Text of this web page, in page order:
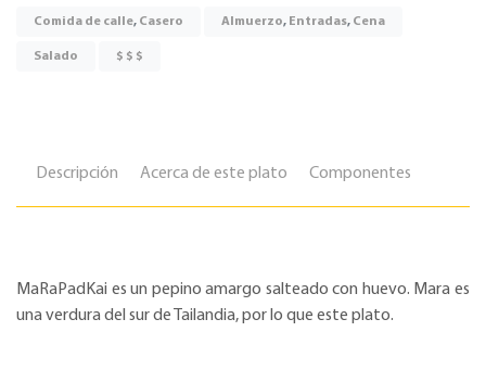
Comida de calle, Casero Almuerzo, Entradas, Cena
Salado $ $ $
Descripción Acerca de este plato Componentes
MaRaPadKai es un pepino amargo salteado con huevo. Mara es
una verdura del sur de Tailandia, por lo que este plato.